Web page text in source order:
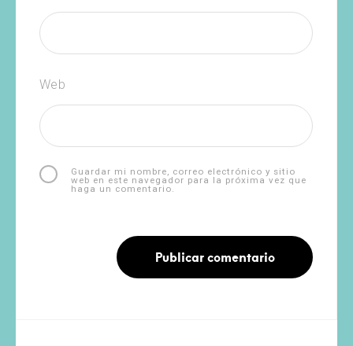
Web
Guardar mi nombre, correo electrónico y sitio
web en este navegador para la próxima vez que
haga un comentario.